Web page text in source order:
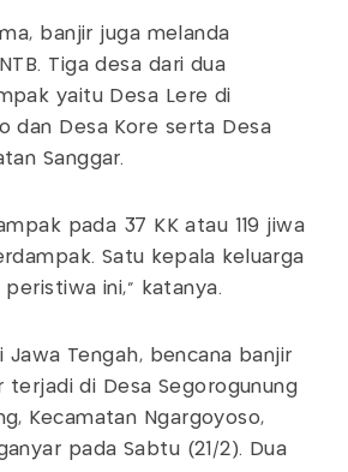
banjir juga melanda
Tiga desa dari dua
yaitu Desa Lere di
dan Desa Kore serta Desa
Sanggar.
pada 37 KK atau 119 jiwa
Satu kepala keluarga
ini," katanya.
Jawa Tengah, bencana banjir
terjadi di Desa Segorogunung
Kecamatan Ngargoyoso,
pada Sabtu (21/2). Dua